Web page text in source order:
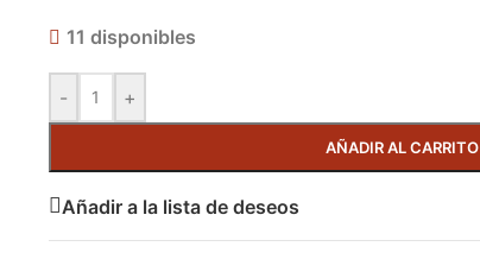
11 disponibles
- +
AÑADIR AL CARRITO
Añadir a la lista de deseos